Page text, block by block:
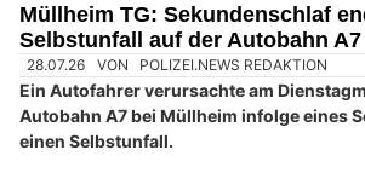
Müllheim TG: Sekundenschlaf
Selbstunfall auf der Autobahn A7
28.07.26 VON POLIZEI.NEWS REDAKTION
Ein Autofahrer verursachte am
Autobahn A7 bei Müllheim infolge eines
einen Selbstunfall.